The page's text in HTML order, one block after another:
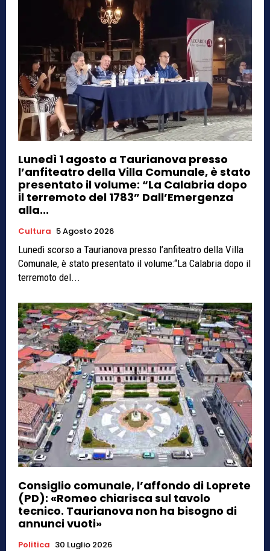
Lunedì 1 agosto a Taurianova presso
l’anfiteatro della Villa Comunale, è stato
presentato il volume: “La Calabria dopo
il terremoto del 1783” Dall’Emergenza
alla...
Cultura 5 Agosto 2026
Lunedì scorso a Taurianova presso l’anfiteatro della Villa
Comunale, è stato presentato il volume:“La Calabria dopo il
terremoto del...
Consiglio comunale, l’affondo di Loprete
(PD): «Romeo chiarisca sul tavolo
tecnico. Taurianova non ha bisogno di
annunci vuoti»
Politica 30 Luglio 2026